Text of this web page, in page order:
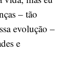
– tão
evolução –
e